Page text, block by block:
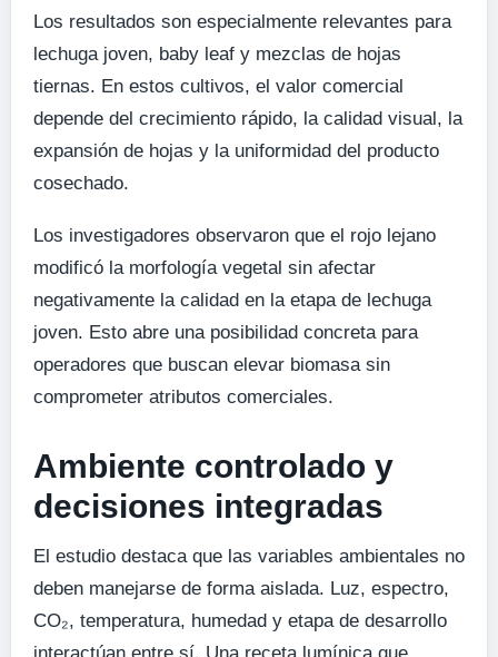
Los resultados son especialmente relevantes para
lechuga joven, baby leaf y mezclas de hojas
tiernas. En estos cultivos, el valor comercial
depende del crecimiento rápido, la calidad visual, la
expansión de hojas y la uniformidad del producto
cosechado.
Los investigadores observaron que el rojo lejano
modificó la morfología vegetal sin afectar
negativamente la calidad en la etapa de lechuga
joven. Esto abre una posibilidad concreta para
operadores que buscan elevar biomasa sin
comprometer atributos comerciales.
Ambiente controlado y
decisiones integradas
El estudio destaca que las variables ambientales no
deben manejarse de forma aislada. Luz, espectro,
CO₂, temperatura, humedad y etapa de desarrollo